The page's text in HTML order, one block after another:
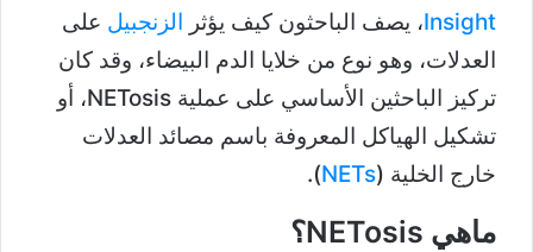
Insight، يصف الباحثون كيف يؤثر الزنجبيل على
العدلات، وهو نوع من خلايا الدم البيضاء، وقد كان
تركيز الباحثين الأساسي على عملية NETosis، أو
تشكيل الهياكل المعروفة باسم مصائد العدلات
خارج الخلية (NETs
).
ماهي NETosis؟